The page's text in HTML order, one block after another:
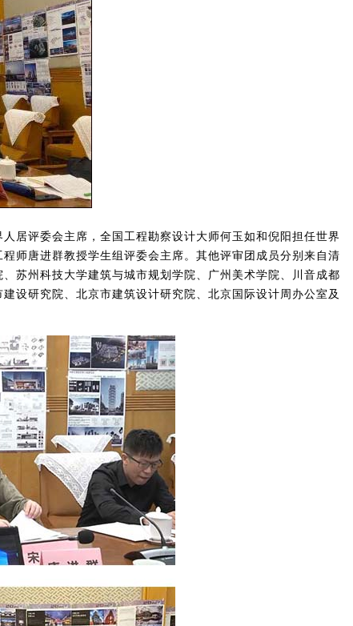
居评委会主席，全国工程勘察设计大师何玉如和倪阳担任世界
师唐进群教授学生组评委会主席。其他评审团成员分别来自清
苏州科技大学建筑与城市规划学院、广州美术学院、川音成都
设研究院、北京市建筑设计研究院、北京国际设计周办公室及